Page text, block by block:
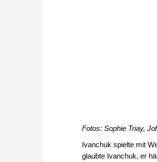
Fotos: Sophie Triay,
Ivanchuk spielte mit
glaubte Ivanchuk, er